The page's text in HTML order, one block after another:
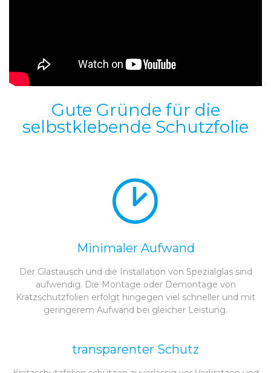
Gute Gründe für die
selbstklebende Schutzfolie
Minimaler Aufwand
Der Glastausch und die Installation von Spezialglas sind
aufwendig. Die Montage oder Demontage von
Kratzschutzfolien erfolgt hingegen viel schneller und mit
geringerem Aufwand bei gleicher Leistung.
transparenter Schutz